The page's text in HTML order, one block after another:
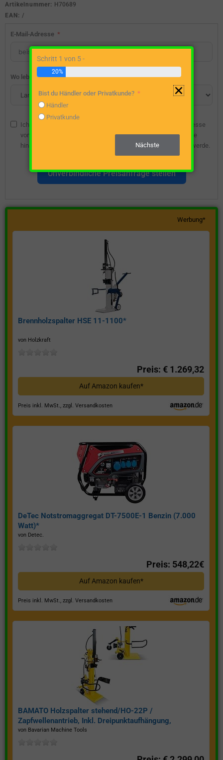
Artikelnummer: H70689
EAN: /
E-Mail-Adresse
Wo lebst du?
Ich bin damit einverstanden, dass die angegebene E-Mail-Adresse
vom Webseitenbetreiber gespeichert wird, damit ich über diese
hinsichtlich eines unverbindlichen Preisangebots kontaktiert werde.
Unverbindliche Preisanfrage stellen
Werbung*
Brennholzspalter HSE 11-1100*
von Holzkraft
Preis: € 1.269,32
Auf Amazon kaufen*
Preis inkl. MwSt., zzgl. Versandkosten
DeTec Notstromaggregat DT-7500E-1 Benzin (7.000
Watt)*
von Detec.
Preis: 548,22€
Auf Amazon kaufen*
Preis inkl. MwSt., zzgl. Versandkosten
BAMATO Holzspalter stehend/HO-22P /
Zapfwellenantrieb, Inkl. Dreipunktaufhängung,
Spaltkraft 22 Tonnen*
von Bavarian Machine Tools
Schritt 1 von 5 -
20%
Bist du Händler oder Privatkunde?
Händler
Privatkunde
Nächste